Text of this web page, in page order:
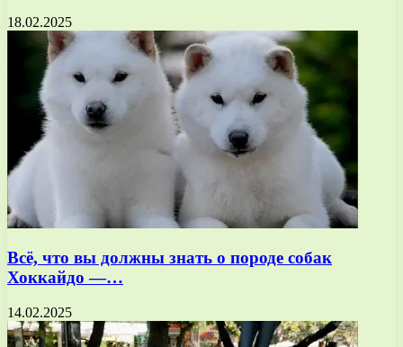
18.02.2025
Всё, что вы должны знать о породе собак
Хоккайдо —…
14.02.2025